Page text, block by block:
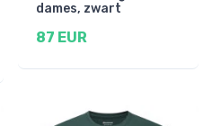
dames, zwart
87 EUR